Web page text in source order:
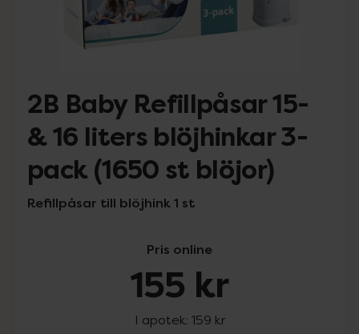
2B Baby Refillpåsar 15-
& 16 liters blöjhinkar 3-
pack (1650 st blöjor)
Refillpåsar till blöjhink 1 st
Pris online
155 kr
I apotek: 159 kr